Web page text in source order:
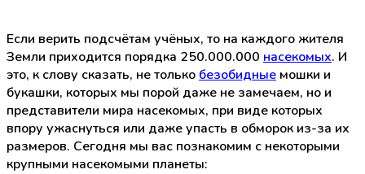
Если верить подсчётам учёных, то на каждого жителя
Земли приходится порядка 250.000.000 насекомых. И
это, к слову сказать, не только безобидные мошки и
букашки, которых мы порой даже не замечаем, но и
представители мира насекомых, при виде которых
впору ужаснуться или даже упасть в обморок из-за их
размеров. Сегодня мы вас познакомим с некоторыми
крупными насекомыми планеты: